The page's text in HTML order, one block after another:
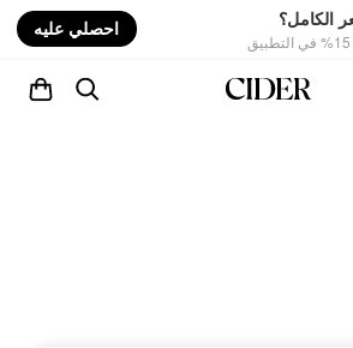
الكامل؟ احصلي عليه